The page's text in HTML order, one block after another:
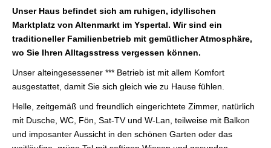
Unser Haus befindet sich am ruhigen, idyllischen
Marktplatz von Altenmarkt im Yspertal. Wir sind ein
traditioneller Familienbetrieb mit gemütlicher Atmosphäre,
wo Sie Ihren Alltagsstress vergessen können.
Unser alteingesessener *** Betrieb ist mit allem Komfort
ausgestattet, damit Sie sich gleich wie zu Hause fühlen.
Helle, zeitgemäß und freundlich eingerichtete Zimmer, natürlich
mit Dusche, WC, Fön, Sat-TV und W-Lan, teilweise mit Balkon
und imposanter Aussicht in den schönen Garten oder das